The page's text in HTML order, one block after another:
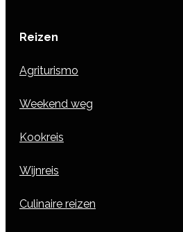
Reizen
Agriturismo
Weekend weg
Kookreis
Wijnreis
Culinaire reizen